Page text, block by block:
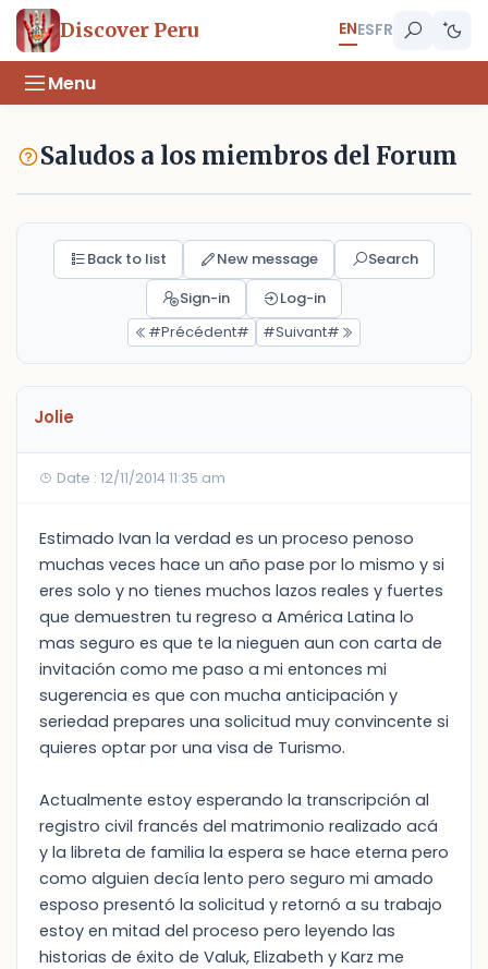
Discover Peru ENESFR
Menu
Saludos a los miembros del Forum
Back to list New message
Search
Sign-in
Log-in
#Précédent#
#Suivant#
Jolie
Date : 12/11/2014 11:35 am
Estimado Ivan la verdad es un proceso penoso
muchas veces hace un año pase por lo mismo y si
eres solo y no tienes muchos lazos reales y fuertes
que demuestren tu regreso a América Latina lo
mas seguro es que te la nieguen aun con carta de
invitación como me paso a mi entonces mi
sugerencia es que con mucha anticipación y
seriedad prepares una solicitud muy convincente si
quieres optar por una visa de Turismo.
Actualmente estoy esperando la transcripción al
registro civil francés del matrimonio realizado acá
y la libreta de familia la espera se hace eterna pero
como alguien decía lento pero seguro mi amado
esposo presentó la solicitud y retornó a su trabajo
estoy en mitad del proceso pero leyendo las
historias de éxito de Valuk, Elizabeth y Karz me